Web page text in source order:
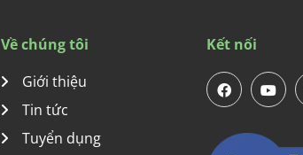
Về chúng tôi
Giới thiệu
Tin tức
Tuyển dụng
Kết nối